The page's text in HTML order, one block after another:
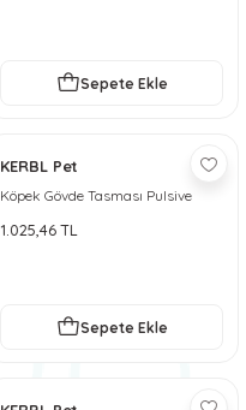
Sepete Ekle
KERBL Pet
Köpek Gövde Tasması Pulsive
- M
1.025,46 TL
Sepete Ekle